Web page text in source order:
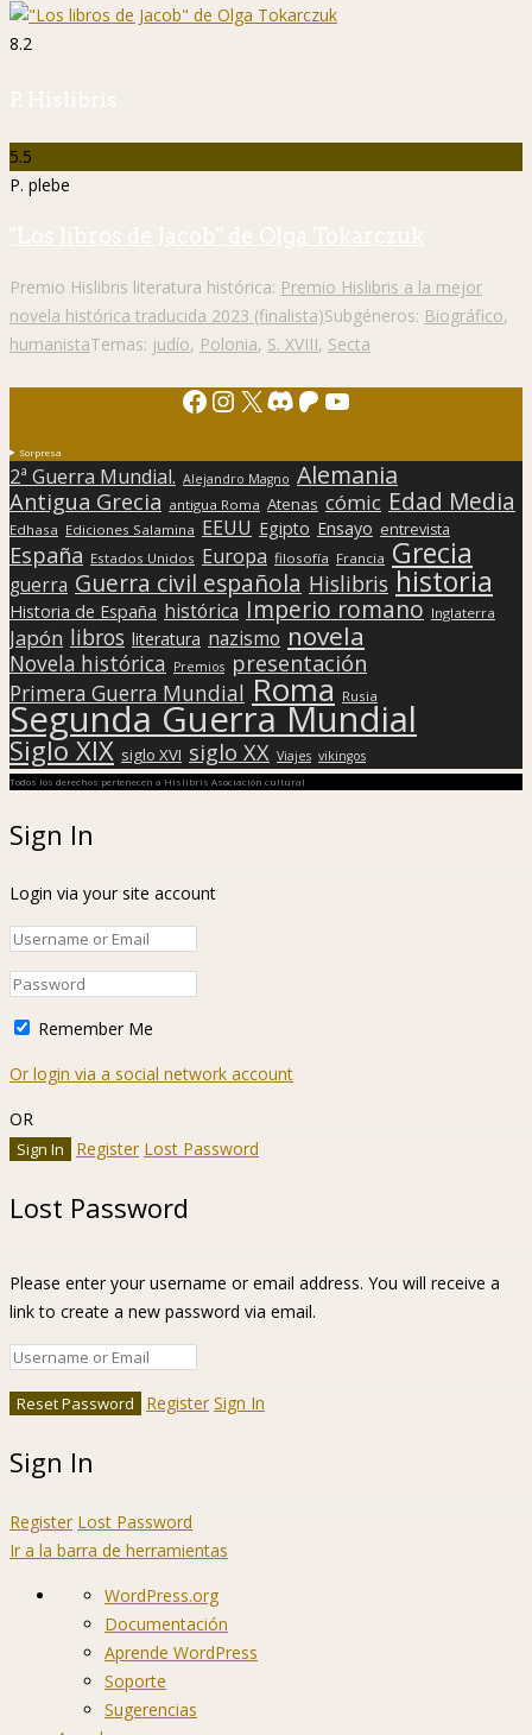
8.2
P. Hislibris
5.5
P. plebe
"Los libros de Jacob" de Olga Tokarczuk
Premio Hislibris literatura histórica: Premio Hislibris a la mejor
novela histórica traducida 2023 (finalista)Subgéneros: Biográfico,
humanistaTemas: judío, Polonia, S. XVIII, Secta
Facebook
Instagram
X Discord
Patreon
YouTube
Sorpresa
2ª Guerra Mundial. Alejandro Magno Alemania
Antigua Grecia antigua Roma Atenas cómic Edad Media
Edhasa Ediciones Salamina EEUU Egipto Ensayo entrevista
España Estados Unidos Europa filosofía Francia Grecia
guerra Guerra civil española Hislibris historia
Historia de España histórica Imperio romano Inglaterra
Japón libros literatura nazismo novela
Novela histórica Premios presentación
Primera Guerra Mundial Roma Rusia
Segunda Guerra Mundial
Siglo XIX siglo XVI siglo XX Viajes vikingos
Todos los derechos pertenecen a Hislibris Asociación cultural
Sign In
Login via your site account
Remember Me
Or login via a social network account
OR
Register Lost Password
Lost Password
Please enter your username or email address. You will receive a
link to create a new password via email.
Register Sign In
Sign In
Register Lost Password
Ir a la barra de herramientas
Acerca
WordPress
WordPress.org
Documentación
Aprende WordPress
Soporte
Sugerencias